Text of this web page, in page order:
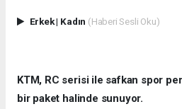
Erkek| Kadın (Haberi Sesli Oku)
KTM, RC serisi ile safkan spor
bir paket halinde sunuyor.